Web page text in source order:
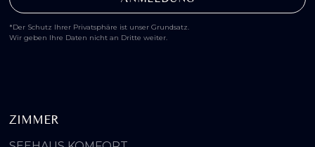
*Der Schutz Ihrer Privatsphäre ist unser Grundsatz.
Wir geben Ihre Daten nicht an Dritte weiter.
ZIMMER